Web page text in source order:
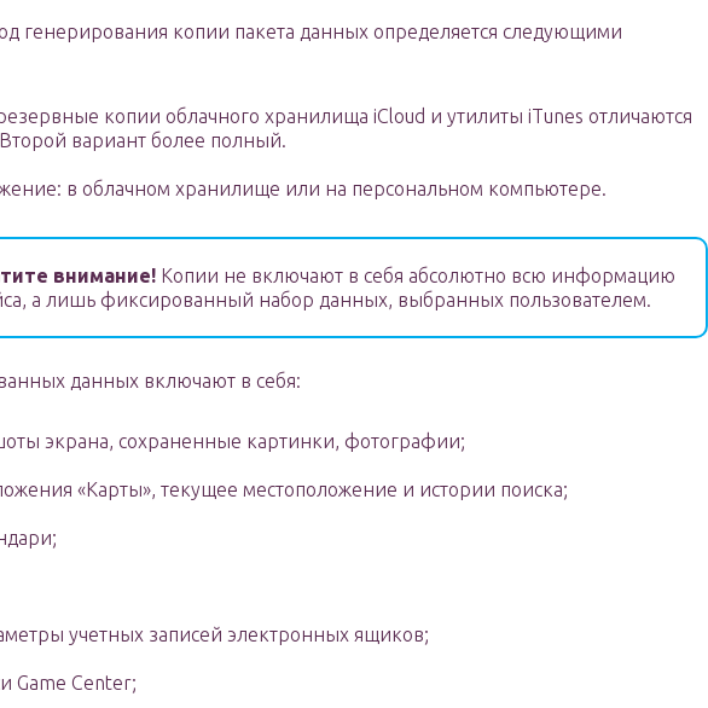
генерирования копии пакета данных определяется следующими
копии облачного хранилища iCloud и утилиты iTunes отличаются
Второй вариант более полный.
в облачном хранилище или на персональном компьютере.
внимание! Копии не включают в себя абсолютно всю информацию
а лишь фиксированный набор данных, выбранных пользователем.
данных включают в себя:
экрана, сохраненные картинки, фотографии;
«Карты», текущее местоположение и истории поиска;
учетных записей электронных ящиков;
Game Center;